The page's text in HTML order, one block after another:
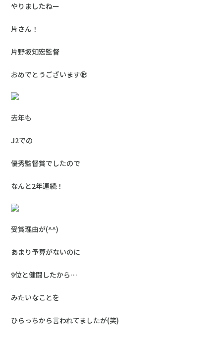
やりましたねー
片さん！
片野坂知宏監督
おめでとうございます㊗
去年も
J2での
優秀監督賞でしたので
なんと2年連続！
受賞理由が(^^)
あまり予算がないのに
9位と健闘したから…
みたいなことを
ひらっちから言われてましたが(笑)